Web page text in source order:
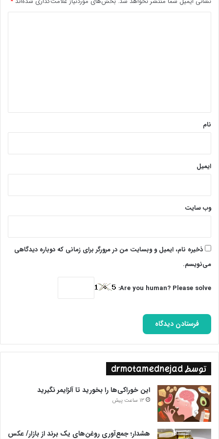
نام
ایمیل
وب‌ سایت
ذخیره نام، ایمیل و وبسایت من در مرورگر برای زمانی که دوباره دیدگاهی
می‌نویسم.
Are you human? Please solve:
توسط drmotamednejad
این خوراکی‌ها را بخورید تا آلزایمر نگیرید
13 ساعت پیش
هشدار؛ جمع‌آوری روغن‌های یک برند از بازار/ عکس